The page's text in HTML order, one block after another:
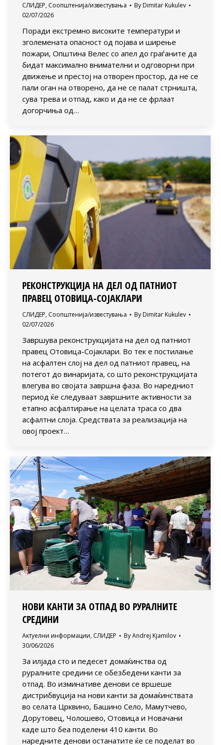
СЛИДЕР, Соопштенија/известувања By Dimitar Kukulev
02/07/2026
Поради екстремно високите температури и
зголемената опасност од појава и ширење
пожари, Општина Велес со апел до граѓаните да
бидат максимално внимателни и одговорни при
движење и престој на отворен простор, да не се
пали оган на отворено, да не се палат стрништа,
сува трева и отпад, како и да не се фрлаат
догорчиња од…
РЕКОНСТРУКЦИЈА НА ДЕЛ ОД ПАТНИОТ
ПРАВЕЦ ОТОВИЦА-СОЈАКЛАРИ
СЛИДЕР, Соопштенија/известувања By Dimitar Kukulev
02/07/2026
Завршува реконструкцијата на дел од патниот
правец Отовица-Сојаклари. Во тек е постилање
на асфалтен слој на дел од патниот правец, на
потегот до винаријата, со што реконструкцијата
влегува во својата завршна фаза. Во наредниот
период ќе следуваат завршните активности за
етапно асфалтирање на целата траса со два
асфалтни слоја. Средствата за реализација на
овој проект…
НОВИ КАНТИ ЗА ОТПАД ВО РУРАЛНИТЕ
СРЕДИНИ
Актуелни информации, СЛИДЕР ByAndrej Kjamilov
30/06/2026
За илјада сто и педесет домаќинства од
руралните средини се обезбедени канти за
отпад. Во изминативе денови се вршеше
дистрибвуција на нови канти за домаќинствата
во селата Црквино, Башино Село, Мамутчево,
Дорутовец, Чолошево, Отовица и Новачани
каде што беа поделени 410 канти. Во
наредните денови останатите ќе се поделат во